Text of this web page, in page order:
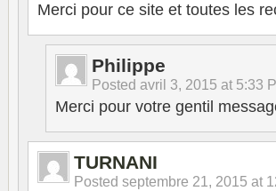
Merci pour ce site et toutes les
Philippe
Posted avril 3, 2015 at 5:33
Merci pour votre gentil
TURNANI
Posted septembre 21, 2015 at